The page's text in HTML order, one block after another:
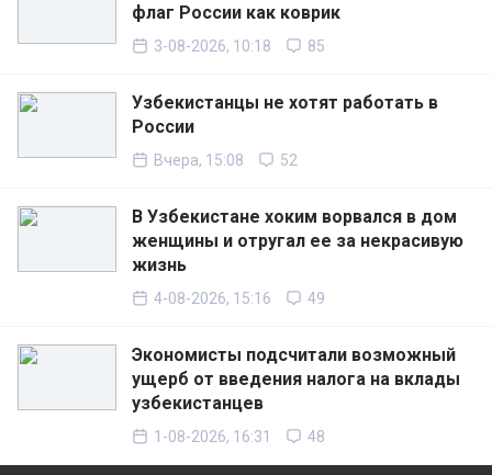
флаг России как коврик
3-08-2026, 10:18 85
Узбекистанцы не хотят работать в
России
Вчера, 15:08 52
В Узбекистане хоким ворвался в дом
женщины и отругал ее за некрасивую
жизнь
4-08-2026, 15:16 49
Экономисты подсчитали возможный
ущерб от введения налога на вклады
узбекистанцев
1-08-2026, 16:31 48